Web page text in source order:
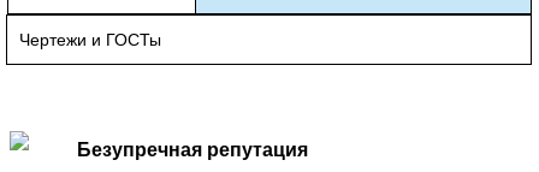
Чертежи и ГОСТы
Безупречная репутация